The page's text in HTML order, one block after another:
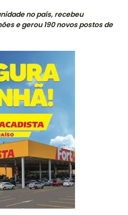
no país, recebeu
e gerou 190 novos postos de